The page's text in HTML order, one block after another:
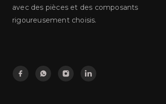
avec des pièces et des composants
rigoureusement choisis.